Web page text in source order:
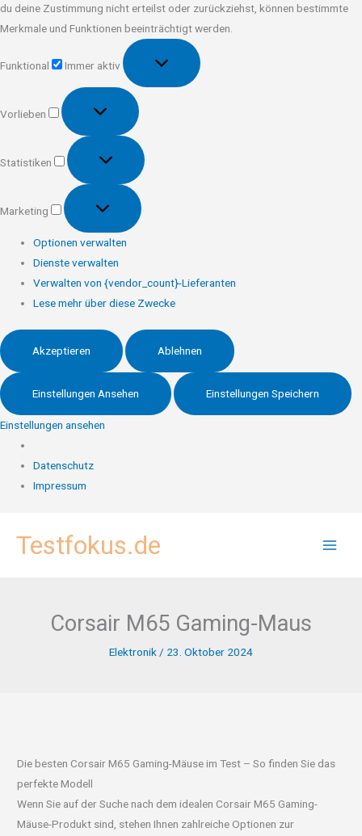
du deine Zustimmung nicht erteilst oder zurückziehst, können bestimmte
Merkmale und Funktionen beeinträchtigt werden.
Funktional
Immer aktiv
Vorlieben
Vorlieben
Statistiken
Statistiken
Marketing
Marketing
Optionen verwalten
Dienste verwalten
Verwalten von {vendor_count}-Lieferanten
Lese mehr über diese Zwecke
Akzeptieren Ablehnen
Einstellungen Ansehen Einstellungen Speichern
Einstellungen ansehen
Datenschutz
Impressum
InhaltTestfokus.de
Corsair M65 Gaming-Maus
Elektronik / 23. Oktober 2024
Die besten Corsair M65 Gaming-Mäuse im Test – So finden Sie das
perfekte Modell
Wenn Sie auf der Suche nach dem idealen Corsair M65 Gaming-
Mäuse-Produkt sind, stehen Ihnen zahlreiche Optionen zur